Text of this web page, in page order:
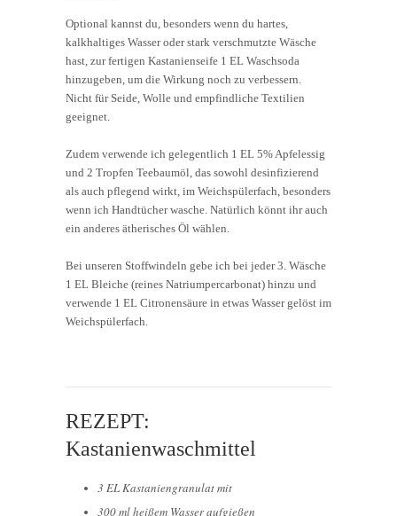
Optional kannst du, besonders wenn du hartes,
kalkhaltiges Wasser oder stark verschmutzte Wäsche
hast, zur fertigen Kastanienseife 1 EL Waschsoda
hinzugeben, um die Wirkung noch zu verbessern.
Nicht für Seide, Wolle und empfindliche Textilien
geeignet.
Zudem verwende ich gelegentlich 1 EL 5% Apfelessig
und 2 Tropfen Teebaumöl, das sowohl desinfizierend
als auch pflegend wirkt, im Weichspülerfach, besonders
wenn ich Handtücher wasche. Natürlich könnt ihr auch
ein anderes ätherisches Öl wählen.
Bei unseren Stoffwindeln gebe ich bei jeder 3. Wäsche
1 EL Bleiche (reines Natriumpercarbonat) hinzu und
verwende 1 EL Citronensäure in etwas Wasser gelöst im
Weichspülerfach.
REZEPT:
Kastanienwaschmittel
3 EL Kastaniengranulat mit
300 ml heißem Wasser aufgießen